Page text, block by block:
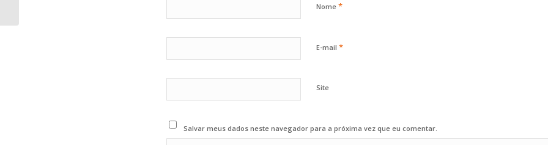
Nome *
E-mail *
Site
Salvar meus dados neste navegador para a próxima vez que eu comentar.